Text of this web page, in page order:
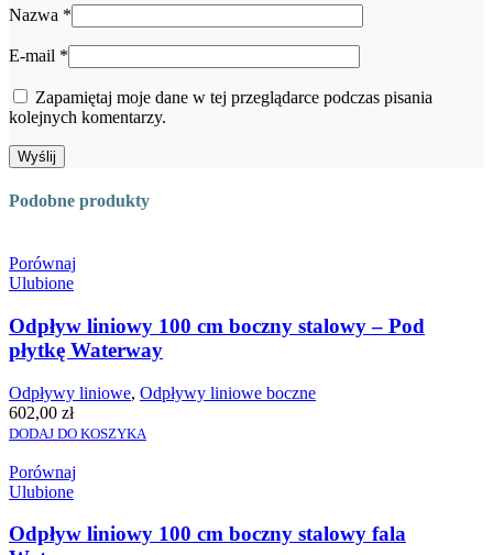
Nazwa *
E-mail *
Zapamiętaj moje dane w tej przeglądarce podczas pisania
kolejnych komentarzy.
Podobne produkty
Porównaj
Ulubione
Odpływ liniowy 100 cm boczny stalowy – Pod
płytkę Waterway
Odpływy liniowe, Odpływy liniowe boczne
602,00 zł
DODAJ DO KOSZYKA
Porównaj
Ulubione
Odpływ liniowy 100 cm boczny stalowy fala